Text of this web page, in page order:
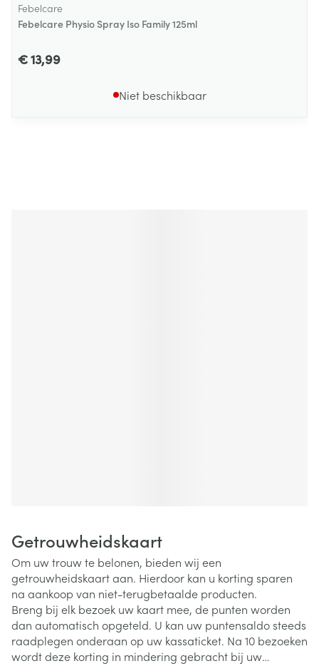
Febelcare
Febelcare Physio Spray Iso Family 125ml
€ 13,99
Niet beschikbaar
Getrouwheidskaart
Om uw trouw te belonen, bieden wij een
getrouwheidskaart aan. Hierdoor kan u korting sparen
na aankoop van niet-terugbetaalde producten.
Breng bij elk bezoek uw kaart mee, de punten worden
dan automatisch opgeteld. U kan uw puntensaldo steeds
raadplegen onderaan op uw kassaticket. Na 10 bezoeken
wordt deze korting in mindering gebracht bij uw